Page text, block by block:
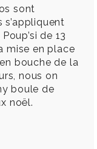
sont
de 13
mise en place
bouche de la
nous on
boule de
noël.